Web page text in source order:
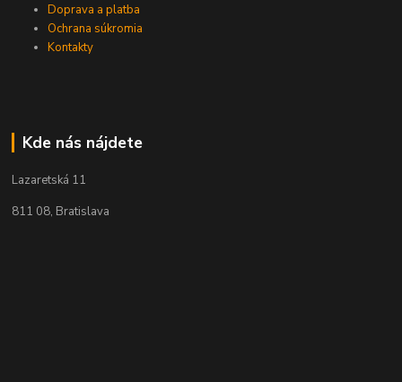
Doprava a platba
Ochrana súkromia
Kontakty
Kde nás nájdete
Lazaretská 11
811 08, Bratislava